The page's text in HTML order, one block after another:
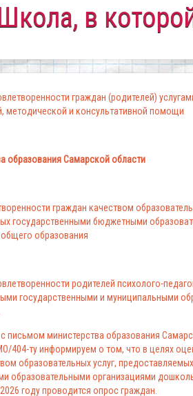
которой
граждан (родителей)
методической и консультативной помощи
образования Самарской области
граждан качеством
государственными бюджетными
образования
родителей психолого-
государственными и муниципальными
с письмом министерства образования
404-ту информируем о том, что в целях
образовательных услуг,
образовательными организациями
году проводится опрос граждан.